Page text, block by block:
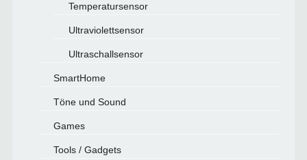
Temperatursensor
Ultraviolettsensor
Ultraschallsensor
SmartHome
Töne und Sound
Games
Tools / Gadgets